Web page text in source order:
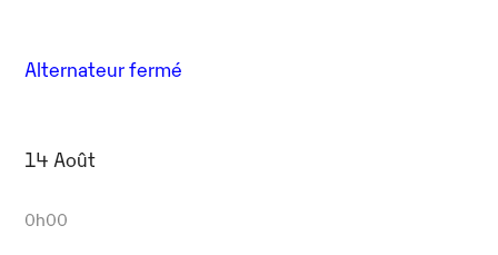
Alternateur fermé
14 Août
0h00